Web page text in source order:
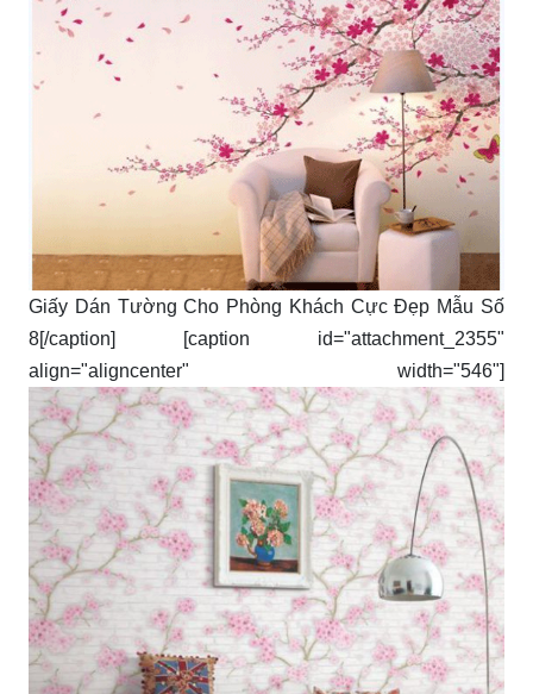
Giấy Dán Tường Cho Phòng Khách Cực Đẹp Mẫu Số
8[/caption] [caption id="attachment_2355"
align="aligncenter" width="546"]